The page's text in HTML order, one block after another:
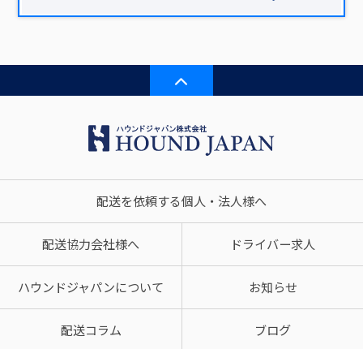
配送を依頼する個人・法人様へ
配送協力会社様へ ドライバー求人
ハウンドジャパンについて お知らせ
配送コラム ブログ